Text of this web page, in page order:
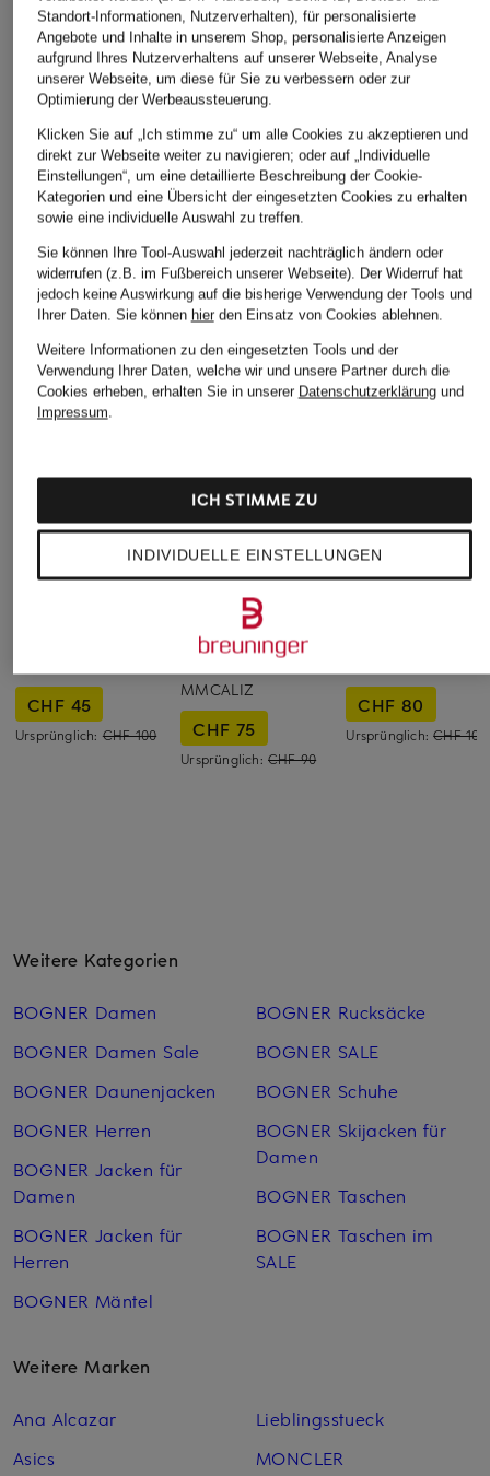
CHF 45
Ursprünglich: CHF 100
MOS MOSH
Strick-Poloshirt
MMCALIZ
CHF 75
Ursprünglich: CHF 90
CHF 80
Ursprünglich:CHF 109
Weitere Kategorien
BOGNER Damen
BOGNER Damen Sale
BOGNER Daunenjacken
BOGNER Herren
BOGNER Jacken für
Damen
BOGNER Jacken für
Herren
BOGNER Mäntel
BOGNER Rucksäcke
BOGNER SALE
BOGNER Schuhe
BOGNER Skijacken für
Damen
BOGNER Taschen
BOGNER Taschen im
SALE
Weitere Marken
Ana Alcazar
Asics
Lieblingsstueck
MONCLER
Standort-Informationen, Nutzerverhalten), für personalisierte
Angebote und Inhalte in unserem Shop, personalisierte Anzeigen
aufgrund Ihres Nutzerverhaltens auf unserer Webseite, Analyse
unserer Webseite, um diese für Sie zu verbessern oder zur
Optimierung der Werbeaussteuerung.
Klicken Sie auf „Ich stimme zu“ um alle Cookies zu akzeptieren und
direkt zur Webseite weiter zu navigieren; oder auf „Individuelle
Einstellungen“, um eine detaillierte Beschreibung der Cookie-
Kategorien und eine Übersicht der eingesetzten Cookies zu erhalten
sowie eine individuelle Auswahl zu treffen.
Sie können Ihre Tool-Auswahl jederzeit nachträglich ändern oder
widerrufen (z.B. im Fußbereich unserer Webseite). Der Widerruf hat
jedoch keine Auswirkung auf die bisherige Verwendung der Tools und
Ihrer Daten. Sie können hierden Einsatz von Cookies ablehnen.
Weitere Informationen zu den eingesetzten Tools und der
Verwendung Ihrer Daten, welche wir und unsere Partner durch die
Cookies erheben, erhalten Sie in unserer Datenschutzerklärungund
Impressum.
INDIVIDUELLE EINSTELLUNGEN
ICH STIMME ZU